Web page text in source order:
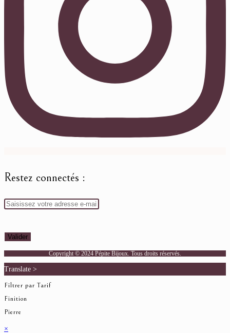
Restez connectés :
Copyright © 2024 Pépite Bijoux. Tous droits réservés.
Translate >
Filtrer par Tarif
Finition
Pierre
×